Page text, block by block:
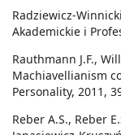
Radziewicz-
Akademickie i
Rauthmann J.F.,
Machiavellianism
Personality, 2011,
Reber A.S., Reber